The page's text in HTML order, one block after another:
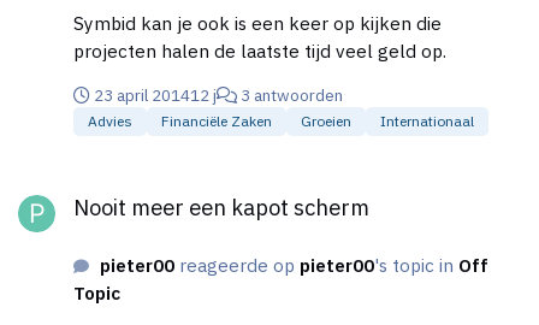
kleine voorraadjes. Als het bedrijf dan een order
binnenkrijgt stuurt hij die door naar een "fabrikant"
die het dichtst bij de consument zit en die verstuurd
het pakketje. Zo is het snel bij de consument
scheelt het vervoerskosten, hoeft het bedrijf geen
zijn dat de fabrikanten en bedrijven bij elkaar
regio, bepaalde 3d printer etc.). Het totale concept
combineert het populaire 3d printen met een soort
Symbid kan je ook is een keer op kijken die
projecten halen de laatste tijd veel geld op.
23 april 201412 j 3 antwoorden
Advies Financiële Zaken Groeien Internationaal
Nooit meer een kapot scherm
pieter00 reageerde op pieter00's topic in Off
Topic